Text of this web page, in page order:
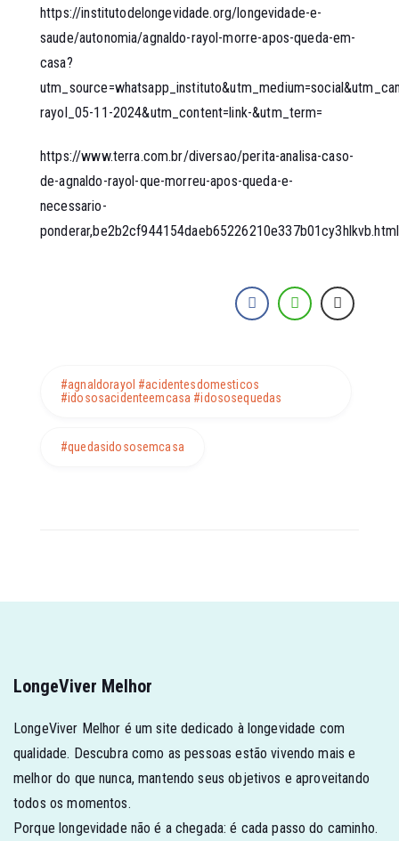
https://institutodelongevidade.org/longevidade-e-
saude/autonomia/agnaldo-rayol-morre-apos-queda-em-
casa?
rayol_05-11-2024&utm_content=link-&utm_term=
https://www.terra.com.br/diversao/perita-analisa-caso-
de-agnaldo-rayol-que-morreu-apos-queda-e-
necessario-
ponderar,be2b2cf944154daeb65226210e337b01cy3hlkvb.html
#agnaldorayol #acidentesdomesticos
#idososacidenteemcasa #idososequedas
#quedasidososemcasa
LongeViver Melhor
LongeViver Melhor é um site dedicado à longevidade com
qualidade. Descubra como as pessoas estão vivendo mais e
melhor do que nunca, mantendo seus objetivos e aproveitando
todos os momentos.
Porque longevidade não é a chegada: é cada passo do caminho.